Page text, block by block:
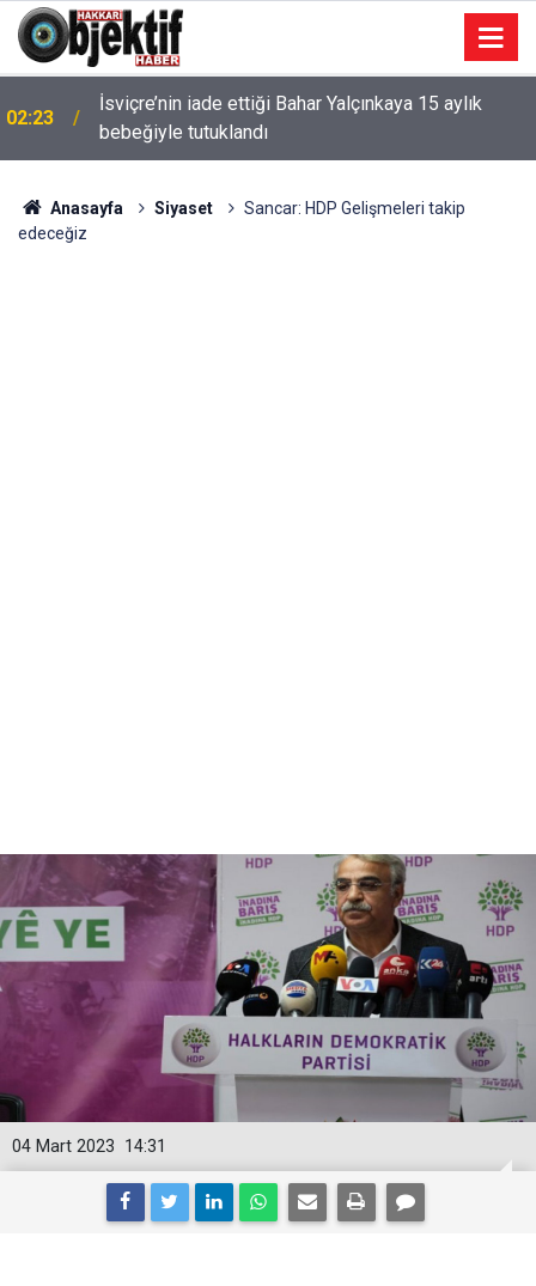
02:23
İsviçre’nin iade ettiği Bahar Yalçınkaya 15 aylık
bebeğiyle tutuklandı
Anasayfa Siyaset
Sancar: HDP Gelişmeleri takip
edeceğiz
14:31
04 Mart 2023